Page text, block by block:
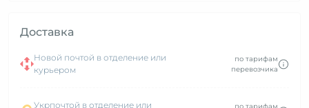
Доставка
Новой почтой в отделение или
курьером
по тарифам
перевозчика
Укрпочтой в отделение или